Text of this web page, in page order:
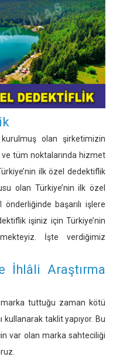
olan şirketimizin
ve tüm noktalarında hizmet
ilk özel dedektiflik
olan Türkiye’nin ilk özel
başarılı işlere
işiniz için Türkiye’nin
İşte verdiğimiz
İhlâli Araştırma
tuttuğu zaman kötü
kullanarak taklit yapıyor. Bu
var olan marka sahteciliği